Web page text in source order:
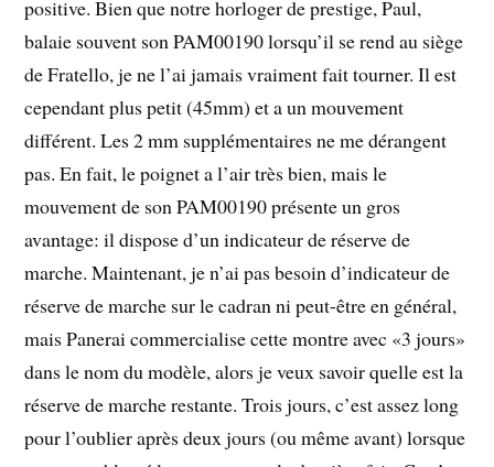
positive. Bien que notre horloger de prestige, Paul,
balaie souvent son PAM00190 lorsqu’il se rend au siège
de Fratello, je ne l’ai jamais vraiment fait tourner. Il est
cependant plus petit (45mm) et a un mouvement
différent. Les 2 mm supplémentaires ne me dérangent
pas. En fait, le poignet a l’air très bien, mais le
mouvement de son PAM00190 présente un gros
avantage: il dispose d’un indicateur de réserve de
marche. Maintenant, je n’ai pas besoin d’indicateur de
réserve de marche sur le cadran ni peut-être en général,
mais Panerai commercialise cette montre avec «3 jours»
dans le nom du modèle, alors je veux savoir quelle est la
réserve de marche restante. Trois jours, c’est assez long
pour l’oublier après deux jours (ou même avant) lorsque